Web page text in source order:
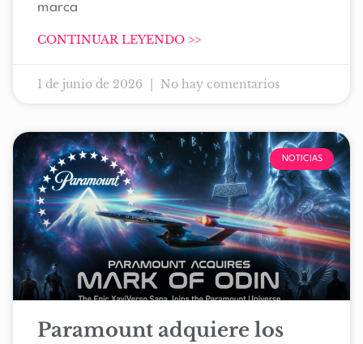
marca
CONTINUAR LEYENDO >>
1 de junio de 2026 No hay comentarios
NOTICIAS
Paramount adquiere los